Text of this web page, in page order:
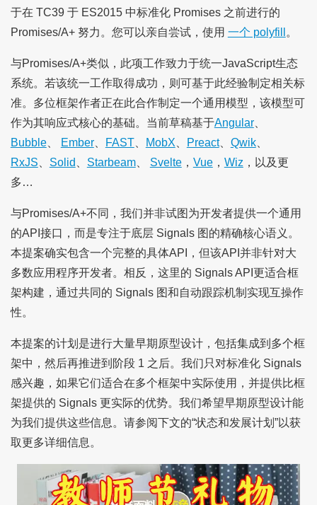
于在 TC39 于 ES2015 中标准化 Promises 之前进行的
Promises/A+ 努力。您可以亲自尝试，使用 一个 polyfill 。
与Promises/A+类似，此项工作致力于统一JavaScript生态
系统。若该统一工作取得成功，则可基于此经验制定相关标
准。多位框架作者正在此合作制定一个通用模型，该模型可
作为其响应式核心的基础。当前草稿基于Angular、
Bubble、 Ember、 FAST、 MobX Preact、 Qwik、
RxJS
Solid Starbeam、 Svelte， Vue， Wiz ，以及更
多…
与Promises/A+不同，我们并非试图为开发者提供一个通用
的API接口，而是专注于底层 Signals 图的精确核心语义。
本提案确实包含一个完整的具体API，但该API并非针对大
多数应用程序开发者。相反，这里的 Signals API更适合框
架构建，通过共同的 Signals 图和自动跟踪机制实现互操作
性。
本提案的计划是进行大量早期原型设计，包括集成到多个框
架中，然后再推进到阶段 1 之后。我们只对标准化 Signals
感兴趣，如果它们适合在多个框架中实际使用，并提供比框
架提供的 Signals 更实际的优势。我们希望早期原型设计能
为我们提供这些信息。请参阅下文的“状态和发展计划”以获
取更多详细信息。